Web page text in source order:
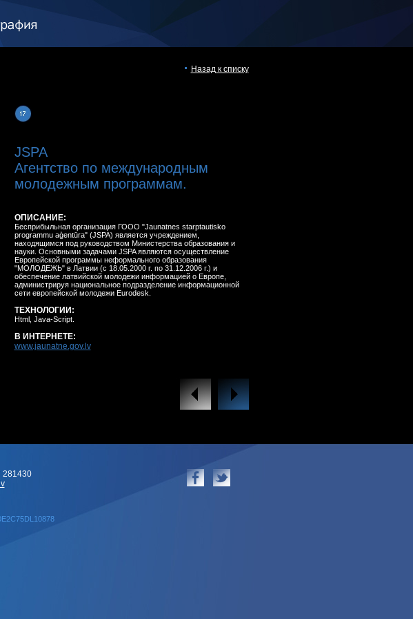
Назад к списку
JSPA
Агентство по международным
молодежным программам.
ОПИСАНИЕ:
Бесприбыльная организация ГООО "Jaunatnes starptautisko
programmu aģentūra" (JSPA) является учреждением,
находящимся под руководством Министерства образования и
науки. Основными задачами JSPA являются осуществление
Европейской программы неформального образования
"МОЛОДЕЖЬ" в Латвии (с 18.05.2000 г. по 31.12.2006 г.) и
обеспечение латвийской молодежи информацией о Европе,
администрируя национальное подразделение информационной
сети европейской молодежи Eurodesk.
ТЕХНОЛОГИИ:
Html, Java-Script.
В ИНТЕРНЕТЕ:
www.jaunatne.gov.lv
281430